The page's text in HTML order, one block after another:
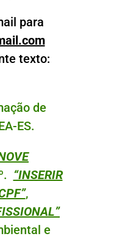
para
texto:
de
ES.
“INSERIR
,
e